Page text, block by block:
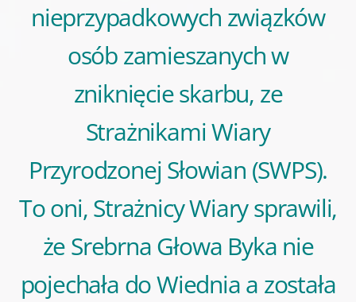
nieprzypadkowych związków
osób zamieszanych w
zniknięcie skarbu, ze
Strażnikami Wiary
Przyrodzonej Słowian (SWPS).
To oni, Strażnicy Wiary sprawili,
że Srebrna Głowa Byka nie
pojechała do Wiednia a została